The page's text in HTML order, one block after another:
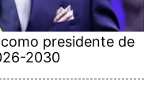
presidente de
2030